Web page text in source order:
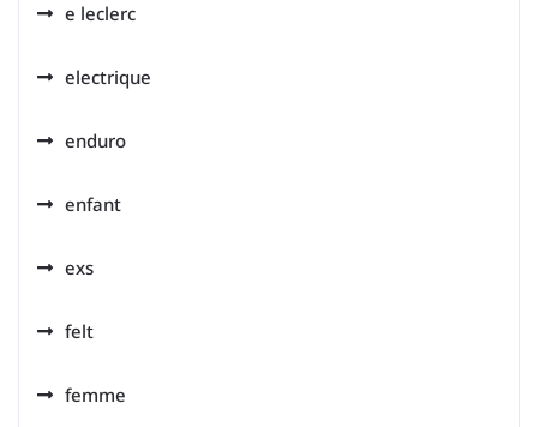
e leclerc
electrique
enduro
enfant
exs
felt
femme